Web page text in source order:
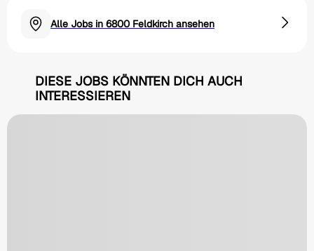
Alle Jobs in 6800 Feldkirch ansehen
DIESE JOBS KÖNNTEN DICH AUCH
INTERESSIEREN